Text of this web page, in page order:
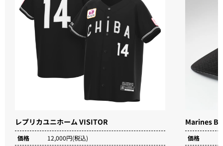
レプリカユニホーム VISITOR
価格 12,000円(税込)
Marines B-
価格